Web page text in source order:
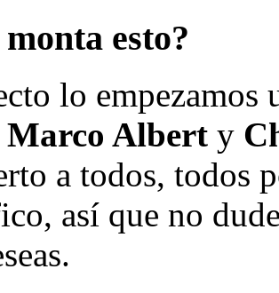
esto?
lo empezamos
Marco Albert y
a todos, todos
así que no